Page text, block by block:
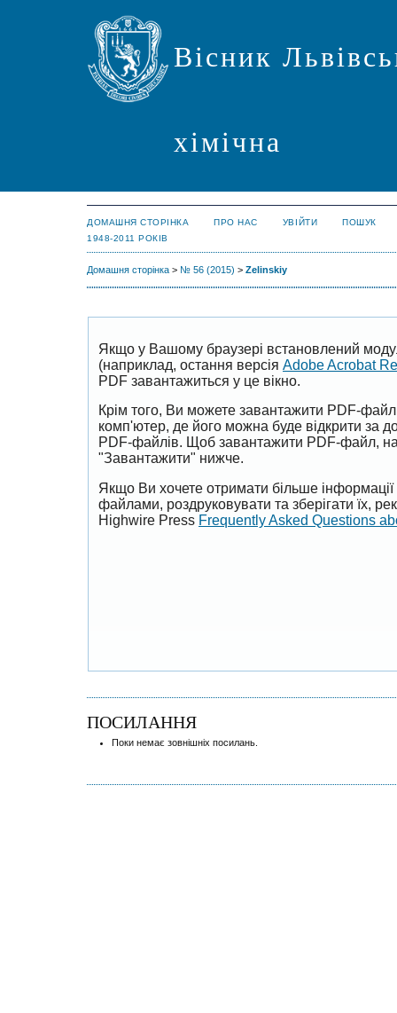
Вісник
хімічна
ДОМАШНЯ СТОРІНКА ПРО НАС УВІЙТИ
ПОШУК
1948-2011 РОКІВ
Домашня сторінка > № 56 (2015) > Zelinskiy
Якщо у Вашому браузері встановлений
(наприклад, остання версія Adobe Acrobat
PDF завантажиться у це вікно.
Крім того, Ви можете завантажити PDF-
комп'ютер, де його можна буде відкрити за
PDF-файлів. Щоб завантажити PDF-файл,
"Завантажити" нижче.
Якщо Ви хочете отримати більше
файлами, роздруковувати та зберігати їх,
Highwire Press Frequently Asked Questions
ПОСИЛАННЯ
Поки немає зовнішніх посилань.